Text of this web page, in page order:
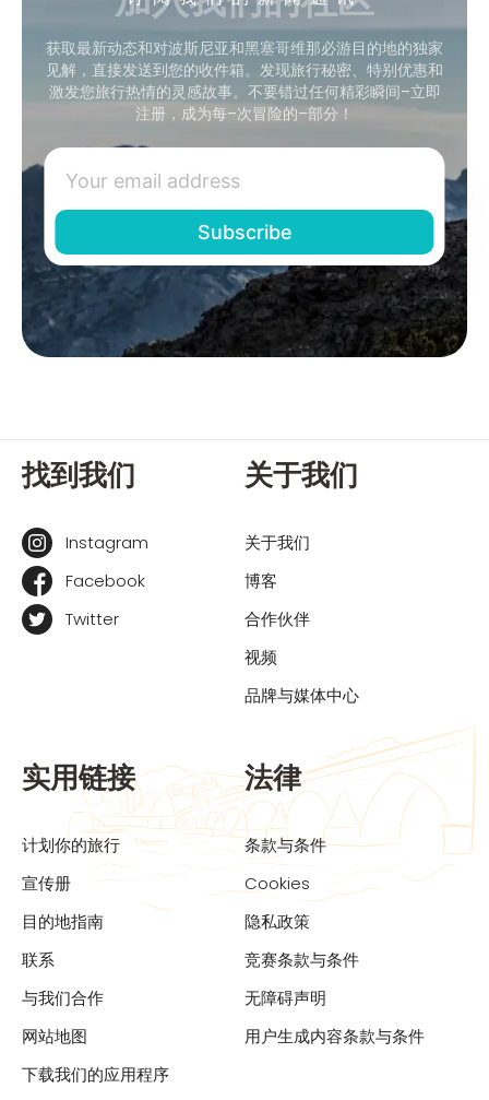
获取最新动态和对波斯尼亚和黑塞哥维那必游目的地的独家
见解，直接发送到您的收件箱。发现旅行秘密、特别优惠和
激发您旅行热情的灵感故事。不要错过任何精彩瞬间–立即
注册，成为每–次冒险的–部分！
找到我们
Instagram
Facebook
Twitter
关于我们
关于我们
博客
合作伙伴
视频
品牌与媒体中心
实用链接
计划你的旅行
宣传册
目的地指南
联系
与我们合作
网站地图
下载我们的应用程序
法律
条款与条件
Cookies
隐私政策
竞赛条款与条件
无障碍声明
用户生成内容条款与条件